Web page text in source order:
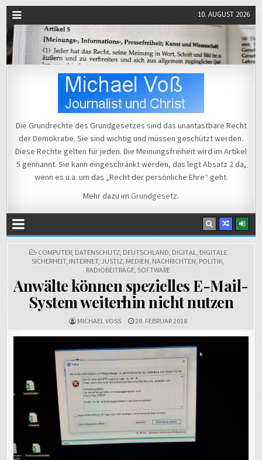
10. AUGUST 2026
Michael Voß
Die Grundrechte des Grundgesetzes sind das unantastbare Recht
der Demokratie. Sie sind wichtig und müssen geschützt werden.
Diese Rechte gelten für jeden. Die Meinungsfreiheit wird im Artikel
5 gennannt. Sie kann eingeschränkt werden, das legt Absatz 2 da,
wenn es u.a. um das „Recht der persönliche Ehre“ geht.
Mehr dazu im Grundgesetz.
POSTED
IN
COMPUTER, DATENSCHUTZ, DEUTSCHLAND, DIGITAL, DIGITALE
SICHERHEIT, INTERNET, JUSTIZ, MEDIEN, NACHRICHTEN, POLITIK,
RADIOBEITRÄGE, SOFTWARE
Anwälte können spezielles E-Mail-
System weiterhin nicht nutzen
MICHAEL VOSS 28. FEBRUAR 2018